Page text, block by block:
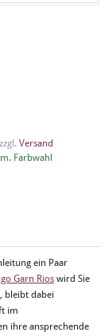
Versand
Farbwahl
ein Paar
Garn Rios wird Sie
bleibt dabei
im
ihre ansprechende